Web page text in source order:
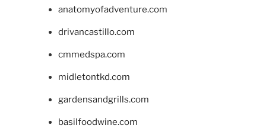
anatomyofadventure.com
drivancastillo.com
cmmedspa.com
midletontkd.com
gardensandgrills.com
basilfoodwine.com